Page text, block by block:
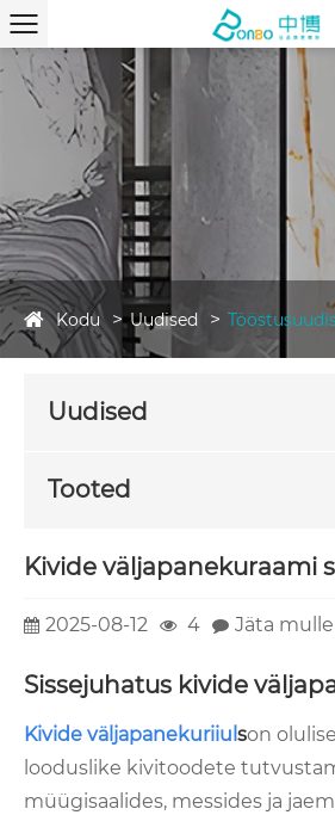
Kodu Uudised
Uudised
Tooted
Kivide väljapanekuraami
2025-08-12 4 Jäta
Sissejuhatus kivide
Kivide väljapanekuriiul son
looduslike kivitoodete
müügisaalides, messides ja